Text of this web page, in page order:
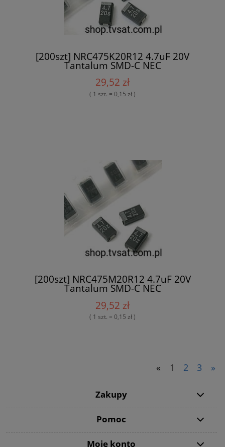
[200szt] NRC475K20R12 4.7uF 20V
Tantalum SMD-C NEC
29,52 zł
( 1 szt. = 0,15 zł )
[200szt] NRC475M20R12 4.7uF 20V
Tantalum SMD-C NEC
29,52 zł
( 1 szt. = 0,15 zł )
« 1 2 3 »
Zakupy
Pomoc
Moje konto